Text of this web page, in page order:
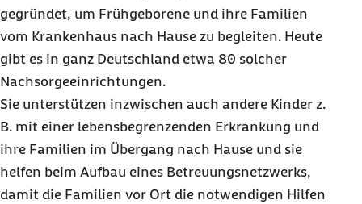
gegründet, um Frühgeborene und ihre Familien
vom Krankenhaus nach Hause zu begleiten. Heute
gibt es in ganz Deutschland etwa 80 solcher
Nachsorgeeinrichtungen.
Sie unterstützen inzwischen auch andere Kinder z.
B. mit einer lebensbegrenzenden Erkrankung und
ihre Familien im Übergang nach Hause und sie
helfen beim Aufbau eines Betreuungsnetzwerks,
damit die Familien vor Ort die notwendigen Hilfen